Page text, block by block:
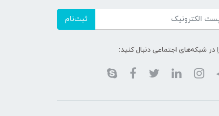
ثبت‌نام
در شبکه‌های اجتماعی دنبال کنید: